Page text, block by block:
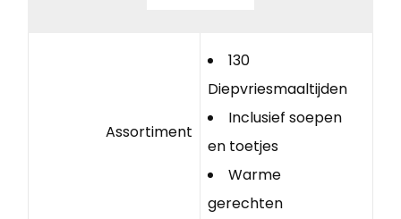
Assortiment
130
Diepvriesmaaltijden
Inclusief soepen
en toetjes
Warme
gerechten